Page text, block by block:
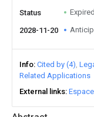
Status
2028-11-20
Info Cited by (4)
Related Applications
External links